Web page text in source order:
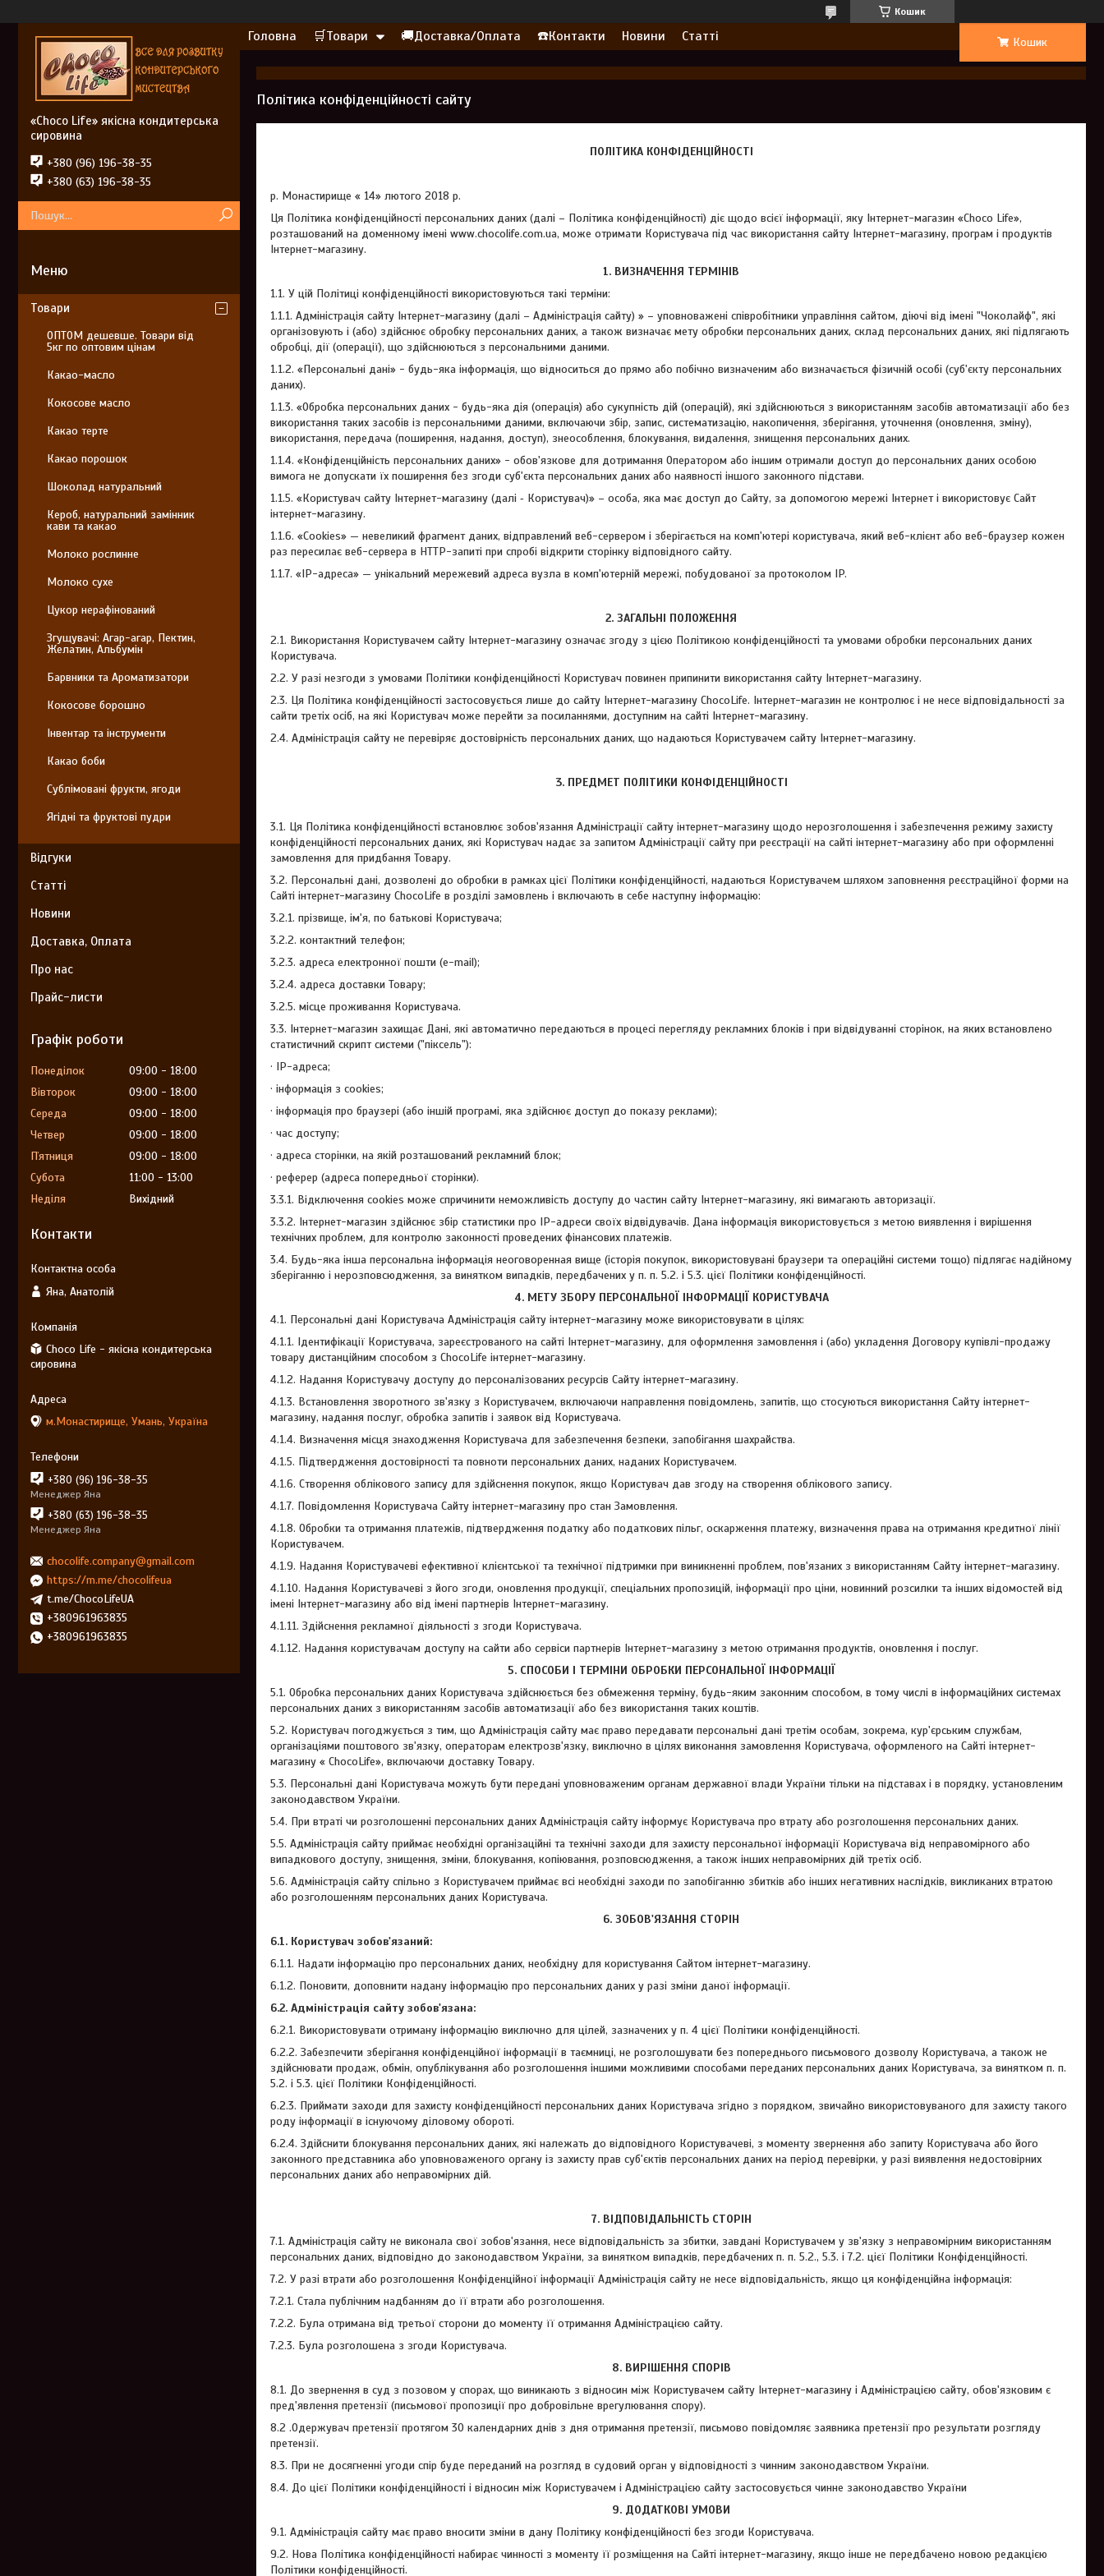
Кошик
Головна 🛒Товари 🚚Доставка/Оплата ☎️Контакти Новини Статті Кошик
Політика конфіденційності сайту
ПОЛІТИКА КОНФІДЕНЦІЙНОСТІ
р. Монастирище « 14» лютого 2018 р.
Ця Політика конфіденційності персональних даних (далі – Політика конфіденційності) діє щодо всієї інформації, яку Інтернет-магазин «Choco Life»,
розташований на доменному імені www.chocolife.com.ua, може отримати Користувача під час використання сайту Інтернет-магазину, програм і продуктів
Інтернет-магазину.
1. ВИЗНАЧЕННЯ ТЕРМІНІВ
1.1. У цій Політиці конфіденційності використовуються такі терміни:
1.1.1. Адміністрація сайту Інтернет-магазину (далі – Адміністрація сайту) » – уповноважені співробітники управління сайтом, діючі від імені "Чоколайф", які
організовують і (або) здійснює обробку персональних даних, а також визначає мету обробки персональних даних, склад персональних даних, які підлягають
обробці, дії (операції), що здійснюються з персональними даними.
1.1.2. «Персональні дані» - будь-яка інформація, що відноситься до прямо або побічно визначеним або визначається фізичній особі (суб'єкту персональних
даних).
1.1.3. «Обробка персональних даних - будь-яка дія (операція) або сукупність дій (операцій), які здійснюються з використанням засобів автоматизації або без
використання таких засобів із персональними даними, включаючи збір, запис, систематизацію, накопичення, зберігання, уточнення (оновлення, зміну),
використання, передача (поширення, надання, доступ), знеособлення, блокування, видалення, знищення персональних даних.
1.1.4. «Конфіденційність персональних даних» - обов'язкове для дотримання Оператором або іншим отримали доступ до персональних даних особою
вимога не допускати їх поширення без згоди суб'єкта персональних даних або наявності іншого законного підстави.
1.1.5. «Користувач сайту Інтернет-магазину (далі ‑ Користувач)» – особа, яка має доступ до Сайту, за допомогою мережі Інтернет і використовує Сайт
інтернет-магазину.
1.1.6. «Cookies» — невеликий фрагмент даних, відправлений веб-сервером і зберігається на комп'ютері користувача, який веб-клієнт або веб-браузер кожен
раз пересилає веб-сервера в HTTP-запиті при спробі відкрити сторінку відповідного сайту.
1.1.7. «IP-адреса» — унікальний мережевий адреса вузла в комп'ютерній мережі, побудованої за протоколом IP.
2. ЗАГАЛЬНІ ПОЛОЖЕННЯ
2.1. Використання Користувачем сайту Інтернет-магазину означає згоду з цією Політикою конфіденційності та умовами обробки персональних даних
Користувача.
2.2. У разі незгоди з умовами Політики конфіденційності Користувач повинен припинити використання сайту Інтернет-магазину.
2.3. Ця Політика конфіденційності застосовується лише до сайту Інтернет-магазину ChocoLife. Інтернет-магазин не контролює і не несе відповідальності за
сайти третіх осіб, на які Користувач може перейти за посиланнями, доступним на сайті Інтернет-магазину.
2.4. Адміністрація сайту не перевіряє достовірність персональних даних, що надаються Користувачем сайту Інтернет-магазину.
3. ПРЕДМЕТ ПОЛІТИКИ КОНФІДЕНЦІЙНОСТІ
3.1. Ця Політика конфіденційності встановлює зобов'язання Адміністрації сайту інтернет-магазину щодо нерозголошення і забезпечення режиму захисту
конфіденційності персональних даних, які Користувач надає за запитом Адміністрації сайту при реєстрації на сайті інтернет-магазину або при оформленні
замовлення для придбання Товару.
3.2. Персональні дані, дозволені до обробки в рамках цієї Політики конфіденційності, надаються Користувачем шляхом заповнення реєстраційної форми на
Сайті інтернет-магазину ChocoLife в розділі замовлень і включають в себе наступну інформацію:
3.2.1. прізвище, ім'я, по батькові Користувача;
3.2.2. контактний телефон;
3.2.3. адреса електронної пошти (e-mail);
3.2.4. адреса доставки Товару;
3.2.5. місце проживання Користувача.
3.3. Інтернет-магазин захищає Дані, які автоматично передаються в процесі перегляду рекламних блоків і при відвідуванні сторінок, на яких встановлено
статистичний скрипт системи ("піксель"):
· IP-адреса;
· інформація з cookies;
· інформація про браузері (або іншій програмі, яка здійснює доступ до показу реклами);
· час доступу;
· адреса сторінки, на якій розташований рекламний блок;
· реферер (адреса попередньої сторінки).
3.3.1. Відключення cookies може спричинити неможливість доступу до частин сайту Інтернет-магазину, які вимагають авторизації.
3.3.2. Інтернет-магазин здійснює збір статистики про IP-адреси своїх відвідувачів. Дана інформація використовується з метою виявлення і вирішення
технічних проблем, для контролю законності проведених фінансових платежів.
3.4. Будь-яка інша персональна інформація неоговоренная вище (історія покупок, використовувані браузери та операційні системи тощо) підлягає надійному
зберіганню і нерозповсюдження, за винятком випадків, передбачених у п. п. 5.2. і 5.3. цієї Політики конфіденційності.
4. МЕТУ ЗБОРУ ПЕРСОНАЛЬНОЇ ІНФОРМАЦІЇ КОРИСТУВАЧА
4.1. Персональні дані Користувача Адміністрація сайту інтернет-магазину може використовувати в цілях:
4.1.1. Ідентифікації Користувача, зареєстрованого на сайті Інтернет-магазину, для оформлення замовлення і (або) укладення Договору купівлі-продажу
товару дистанційним способом з ChocoLife інтернет-магазину.
4.1.2. Надання Користувачу доступу до персоналізованих ресурсів Сайту інтернет-магазину.
4.1.3. Встановлення зворотного зв'язку з Користувачем, включаючи направлення повідомлень, запитів, що стосуються використання Сайту інтернет-
магазину, надання послуг, обробка запитів і заявок від Користувача.
4.1.4. Визначення місця знаходження Користувача для забезпечення безпеки, запобігання шахрайства.
4.1.5. Підтвердження достовірності та повноти персональних даних, наданих Користувачем.
4.1.6. Створення облікового запису для здійснення покупок, якщо Користувач дав згоду на створення облікового запису.
4.1.7. Повідомлення Користувача Сайту інтернет-магазину про стан Замовлення.
4.1.8. Обробки та отримання платежів, підтвердження податку або податкових пільг, оскарження платежу, визначення права на отримання кредитної лінії
Користувачем.
4.1.9. Надання Користувачеві ефективної клієнтської та технічної підтримки при виникненні проблем, пов'язаних з використанням Сайту інтернет-магазину.
4.1.10. Надання Користувачеві з його згоди, оновлення продукції, спеціальних пропозицій, інформації про ціни, новинний розсилки та інших відомостей від
імені Інтернет-магазину або від імені партнерів Інтернет-магазину.
4.1.11. Здійснення рекламної діяльності з згоди Користувача.
4.1.12. Надання користувачам доступу на сайти або сервіси партнерів Інтернет-магазину з метою отримання продуктів, оновлення і послуг.
5. СПОСОБИ І ТЕРМІНИ ОБРОБКИ ПЕРСОНАЛЬНОЇ ІНФОРМАЦІЇ
5.1. Обробка персональних даних Користувача здійснюється без обмеження терміну, будь-яким законним способом, в тому числі в інформаційних системах
персональних даних з використанням засобів автоматизації або без використання таких коштів.
5.2. Користувач погоджується з тим, що Адміністрація сайту має право передавати персональні дані третім особам, зокрема, кур'єрським службам,
організаціями поштового зв'язку, операторам електрозв'язку, виключно в цілях виконання замовлення Користувача, оформленого на Сайті інтернет-
магазину « ChocoLife», включаючи доставку Товару.
5.3. Персональні дані Користувача можуть бути передані уповноваженим органам державної влади України тільки на підставах і в порядку, установленим
законодавством України.
5.4. При втраті чи розголошенні персональних даних Адміністрація сайту інформує Користувача про втрату або розголошення персональних даних.
5.5. Адміністрація сайту приймає необхідні організаційні та технічні заходи для захисту персональної інформації Користувача від неправомірного або
випадкового доступу, знищення, зміни, блокування, копіювання, розповсюдження, а також інших неправомірних дій третіх осіб.
5.6. Адміністрація сайту спільно з Користувачем приймає всі необхідні заходи по запобіганню збитків або інших негативних наслідків, викликаних втратою
або розголошенням персональних даних Користувача.
6. ЗОБОВ'ЯЗАННЯ СТОРІН
6.1. Користувач зобов'язаний:
6.1.1. Надати інформацію про персональних даних, необхідну для користування Сайтом інтернет-магазину.
6.1.2. Поновити, доповнити надану інформацію про персональних даних у разі зміни даної інформації.
6.2. Адміністрація сайту зобов'язана:
6.2.1. Використовувати отриману інформацію виключно для цілей, зазначених у п. 4 цієї Політики конфіденційності.
6.2.2. Забезпечити зберігання конфіденційної інформації в таємниці, не розголошувати без попереднього письмового дозволу Користувача, а також не
здійснювати продаж, обмін, опублікування або розголошення іншими можливими способами переданих персональних даних Користувача, за винятком п. п.
5.2. і 5.3. цієї Політики Конфіденційності.
6.2.3. Приймати заходи для захисту конфіденційності персональних даних Користувача згідно з порядком, звичайно використовуваного для захисту такого
роду інформації в існуючому діловому обороті.
6.2.4. Здійснити блокування персональних даних, які належать до відповідного Користувачеві, з моменту звернення або запиту Користувача або його
законного представника або уповноваженого органу із захисту прав суб'єктів персональних даних на період перевірки, у разі виявлення недостовірних
персональних даних або неправомірних дій.
7. ВІДПОВІДАЛЬНІСТЬ СТОРІН
7.1. Адміністрація сайту не виконала свої зобов'язання, несе відповідальність за збитки, завдані Користувачем у зв'язку з неправомірним використанням
персональних даних, відповідно до законодавством України, за винятком випадків, передбачених п. п. 5.2., 5.3. і 7.2. цієї Політики Конфіденційності.
7.2. У разі втрати або розголошення Конфіденційної інформації Адміністрація сайту не несе відповідальність, якщо ця конфіденційна інформація:
7.2.1. Стала публічним надбанням до її втрати або розголошення.
7.2.2. Була отримана від третьої сторони до моменту її отримання Адміністрацією сайту.
7.2.3. Була розголошена з згоди Користувача.
8. ВИРІШЕННЯ СПОРІВ
8.1. До звернення в суд з позовом у спорах, що виникають з відносин між Користувачем сайту Інтернет-магазину і Адміністрацією сайту, обов'язковим є
пред'явлення претензії (письмової пропозиції про добровільне врегулювання спору).
8.2 .Одержувач претензії протягом 30 календарних днів з дня отримання претензії, письмово повідомляє заявника претензії про результати розгляду
претензії.
8.3. При не досягненні угоди спір буде переданий на розгляд в судовий орган у відповідності з чинним законодавством України.
8.4. До цієї Політики конфіденційності і відносин між Користувачем і Адміністрацією сайту застосовується чинне законодавство України
9. ДОДАТКОВІ УМОВИ
9.1. Адміністрація сайту має право вносити зміни в дану Політику конфіденційності без згоди Користувача.
9.2. Нова Політика конфіденційності набирає чинності з моменту її розміщення на Сайті інтернет-магазину, якщо інше не передбачено новою редакцією
Політики конфіденційності.
«Choco Life» якісна кондитерська
сировина
+380 (96) 196-38-35
+380 (63) 196-38-35
Товари
ОПТОМ дешевше. Товари від
5кг по оптовим цінам
Какао-масло
Кокосове масло
Какао терте
Какао порошок
Шоколад натуральний
Кероб, натуральний замінник
кави та какао
Молоко рослинне
Молоко сухе
Цукор нерафінований
Згущувачі: Агар-агар, Пектин,
Желатин, Альбумін
Барвники та Ароматизатори
Кокосове борошно
Інвентар та інструменти
Какао боби
Сублімовані фрукти, ягоди
Ягідні та фруктові пудри
Відгуки
Статті
Новини
Доставка, Оплата
Про нас
Прайс-листи
Графік роботи
Понеділок 09:00
18:00
Вівторок
09:00
18:00
Середа
09:00
18:00
Четвер
09:00
18:00
Пʼятниця
09:00
18:00
Субота
11:00
13:00
Неділя
Вихідний
Контакти
Яна, Анатолій
Choco Life - якісна кондитерська
сировина
м.Монастирище, Умань, Україна
+380 (96) 196-38-35
Менеджер Яна
+380 (63) 196-38-35
Менеджер Яна
chocolife.company@gmail.com
https://m.me/chocolifeua
t.me/ChocoLifeUA
+380961963835
+380961963835